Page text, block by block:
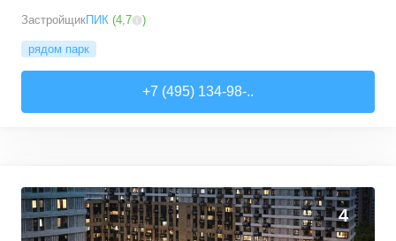
ЗастройщикПИК (4,7 )
рядом парк
+7 (495) 134-98-..
4